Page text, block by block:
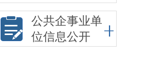
公共企事业单
位信息公开